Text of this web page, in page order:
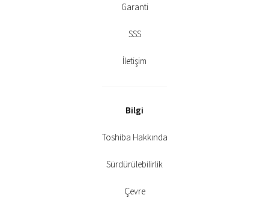
Garanti
SSS
İletişim
Bilgi
Toshiba Hakkında
Sürdürülebilirlik
Çevre